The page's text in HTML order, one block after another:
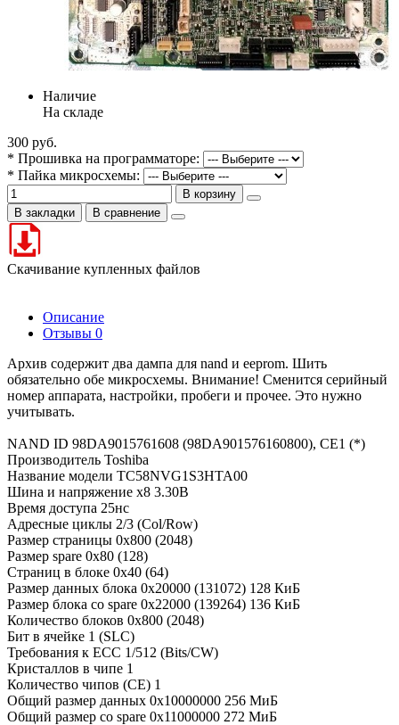
Наличие
На складе
300 руб.
* Прошивка на программаторе:
* Пайка микросхемы:
В корзину
В закладки
В сравнение
Скачивание купленных файлов
Описание
Отзывы 0
Архив содержит два дампа для nand и eeprom. Шить
обязательно обе микросхемы. Внимание! Сменится серийный
номер аппарата, настройки, пробеги и прочее. Это нужно
учитывать.
NAND ID 98DA9015761608 (98DA901576160800), CE1 (*)
Производитель Toshiba
Название модели TC58NVG1S3HTA00
Шина и напряжение x8 3.30В
Время доступа 25нс
Адресные циклы 2/3 (Col/Row)
Размер страницы 0x800 (2048)
Размер spare 0x80 (128)
Страниц в блоке 0x40 (64)
Размер данных блока 0x20000 (131072) 128 КиБ
Размер блока со spare 0x22000 (139264) 136 КиБ
Количество блоков 0x800 (2048)
Бит в ячейке 1 (SLC)
Требования к ECC 1/512 (Bits/CW)
Кристаллов в чипе 1
Количество чипов (CE) 1
Общий размер данных 0x10000000 256 МиБ
Общий размер со spare 0x11000000 272 МиБ